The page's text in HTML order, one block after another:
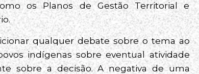
os Planos de Gestão Territorial e
qualquer debate sobre o tema ao
indígenas sobre eventual atividade
sobre a decisão. A negativa de uma